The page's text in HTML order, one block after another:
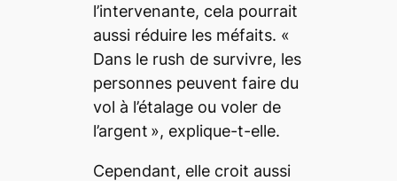
l’intervenante, cela pourrait
aussi réduire les méfaits. «
Dans le rush de survivre, les
personnes peuvent faire du
vol à l’étalage ou voler de
l’argent », explique-t-elle.
Cependant, elle croit aussi